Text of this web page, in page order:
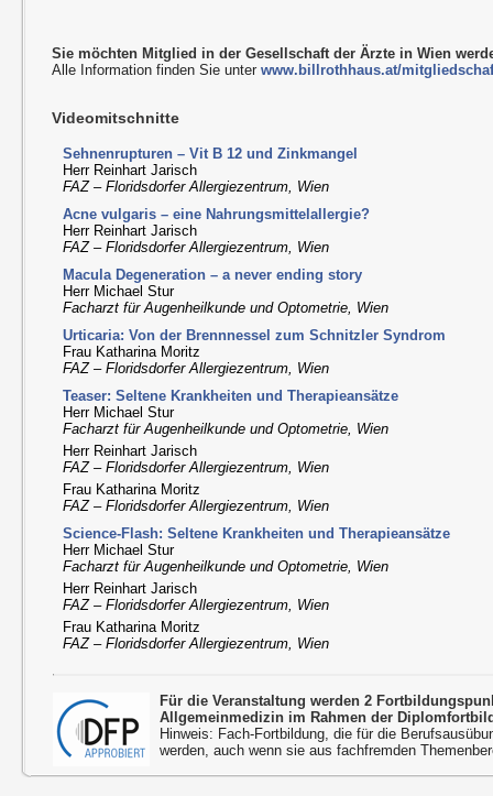
Sie möchten Mitglied in der Gesellschaft der Ärzte in Wien
Alle Information finden Sie unterwww.billrothhaus.at/
Videomitschnitte
Sehnenrupturen – Vit B 12 und Zinkmangel
Herr Reinhart Jarisch
FAZ – Floridsdorfer Allergiezentrum, Wien
Acne vulgaris – eine Nahrungsmittelallergie?
Herr Reinhart Jarisch
FAZ – Floridsdorfer Allergiezentrum, Wien
Macula Degeneration – a never ending story
Herr Michael Stur
Facharzt für Augenheilkunde und Optometrie, Wien
Urticaria: Von der Brennnessel zum Schnitzler Syndrom
Frau Katharina Moritz
FAZ – Floridsdorfer Allergiezentrum, Wien
Teaser: Seltene Krankheiten und Therapieansätze
Herr Michael Stur
Facharzt für Augenheilkunde und Optometrie, Wien
Herr Reinhart Jarisch
FAZ – Floridsdorfer Allergiezentrum, Wien
Frau Katharina Moritz
FAZ – Floridsdorfer Allergiezentrum, Wien
Science-Flash: Seltene Krankheiten und Therapieansätze
Herr Michael Stur
Facharzt für Augenheilkunde und Optometrie, Wien
Herr Reinhart Jarisch
FAZ – Floridsdorfer Allergiezentrum, Wien
Frau Katharina Moritz
FAZ – Floridsdorfer Allergiezentrum, Wien
Für die Veranstaltung werden 2
Allgemeinmedizin im Rahmen der
Hinweis: Fach-Fortbildung, die für die
werden, auch wenn sie aus fachfremden